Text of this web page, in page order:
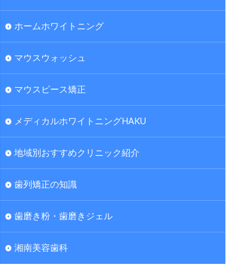
ホームホワイトニング
マウスウォッシュ
マウスピース矯正
メディカルホワイトニングHAKU
地域別おすすめクリニック紹介
歯列矯正の知識
歯磨き粉・歯磨きジェル
湘南美容歯科